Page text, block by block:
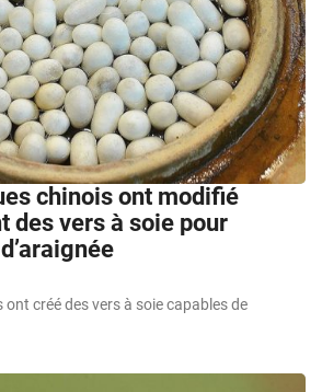
chinois ont modifié
des vers à soie pour
ont créé des vers à soie capables de